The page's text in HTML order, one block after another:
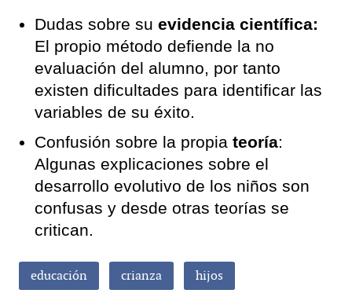
Dudas sobre suevidencia científica:
El propio método defiende la no
evaluación del alumno, por tanto
existen dificultades para identificar las
variables de su éxito.
Confusión sobre la propiateoría:
Algunas explicaciones sobre el
desarrollo evolutivo de los niños son
confusas y desde otras teorías se
critican.
educación crianza hijos